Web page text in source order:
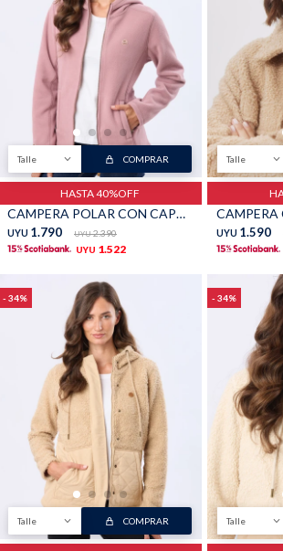
Talle COMPRAR
HASTA 40%OFF
CAMPERA POLAR CON CAPUCHA - Rosado
UYU 1.790 UYU 2.390
UYU 1.522
Talle
UYU 1.590
34
Talle COMPRAR
34
Talle
Bolsos y valijas Accesorios
TALLES GRANDES Uniformes
Quiero ser parte Canjear
Uniformes empresariales
Juntá puntos Friends
Locales